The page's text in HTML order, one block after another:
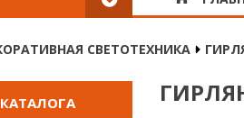
СВЕТОТЕХНИКА